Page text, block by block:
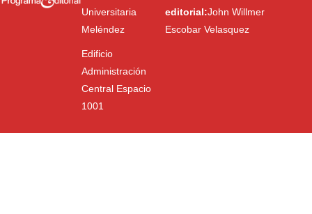
Universitaria
Meléndez
Edificio
Administración
Central Espacio
1001
editorial:John Willmer
Escobar Velasquez